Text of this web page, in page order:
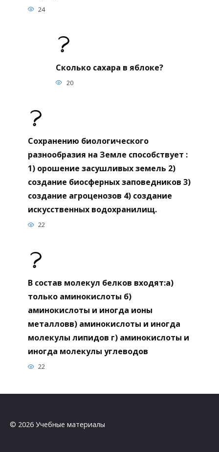
24
Сколько сахара в яблоке?
20
Сохранению биологического
разнообразия на Земле способствует :
1) орошение засушливых земель 2)
создание биосферных заповедников 3)
создание агроценозов 4) создание
искусственных водохранилищ.
22
В состав молекул белков входят:а)
только аминокислоты б)
аминокислоты и иногда ионы
металловв) аминокислоты и иногда
молекулы липидов г) аминокислоты и
иногда молекулы углеводов
22
© 2026 Учебные материалы